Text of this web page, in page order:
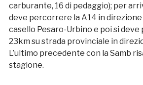
carburante, 16 di pedaggio); per
deve percorrere la A14 in
casello Pesaro-Urbino e poi si
23km su strada provinciale in
L’ultimo precedente con la Samb
stagione.